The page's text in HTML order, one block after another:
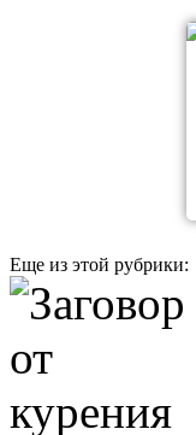
Еще из этой рубрики: